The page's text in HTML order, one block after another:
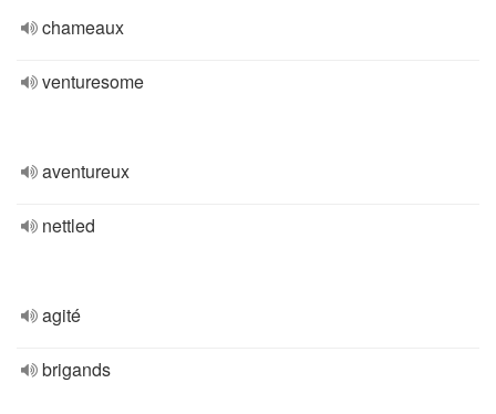
chameaux
venturesome
aventureux
nettled
agité
brigands